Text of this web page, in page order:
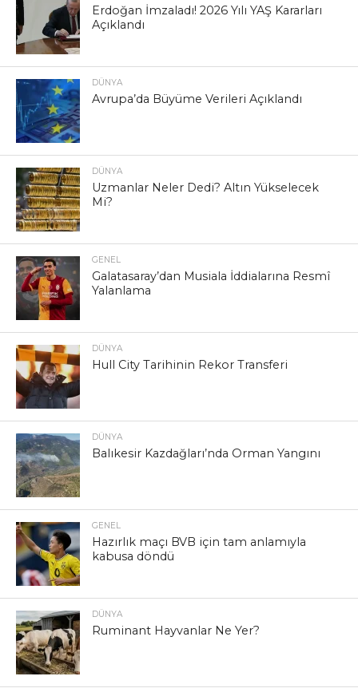
Erdoğan İmzaladı! 2026 Yılı YAŞ Kararları
Açıklandı
DÜNYA
Avrupa’da Büyüme Verileri Açıklandı
DÜNYA
Uzmanlar Neler Dedi? Altın Yükselecek
Mi?
GENEL
Galatasaray’dan Musiala İddialarına Resmî
Yalanlama
DÜNYA
Hull City Tarihinin Rekor Transferi
DÜNYA
Balıkesir Kazdağları’nda Orman Yangını
GENEL
Hazırlık maçı BVB için tam anlamıyla
kabusa döndü
DÜNYA
Ruminant Hayvanlar Ne Yer?